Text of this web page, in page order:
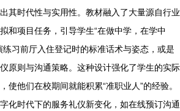
其时代性与实用性。教材融入了大量源自行业
和项目任务，引导学生“在做中学，在学中
练习前厅入住登记时的标准话术与姿态，或是
原则与沟通策略。这种设计强化了学生的实际
使他们在校期间就能积累“准职业人”的经验。
化时代下的服务礼仪新变化，如在线预订沟通